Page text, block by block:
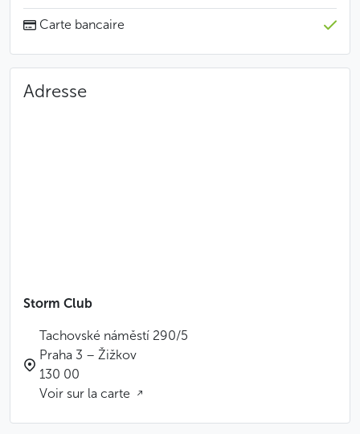
Carte bancaire
Adresse
Storm Club
Tachovské náměstí 290/5
Praha 3 – Žižkov
130 00
Voir sur la carte